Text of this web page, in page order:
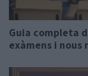
Guia completa
exàmens i nous